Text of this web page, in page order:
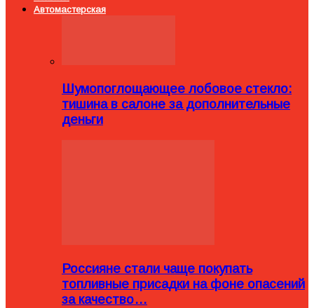
Автомастерская
Шумопоглощающее лобовое стекло:
тишина в салоне за дополнительные
деньги
Россияне стали чаще покупать
топливные присадки на фоне опасений
за качество…